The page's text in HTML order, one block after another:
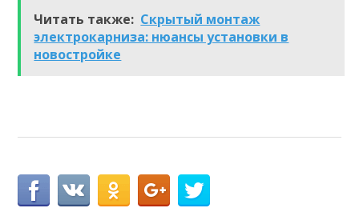
Читать также: Скрытый монтаж
электрокарниза: нюансы установки в
новостройке